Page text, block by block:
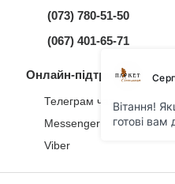
(073) 780-51-50
(067) 401-65-71
Онлайн-підтримка
Телеграм чат
Messenger
Viber